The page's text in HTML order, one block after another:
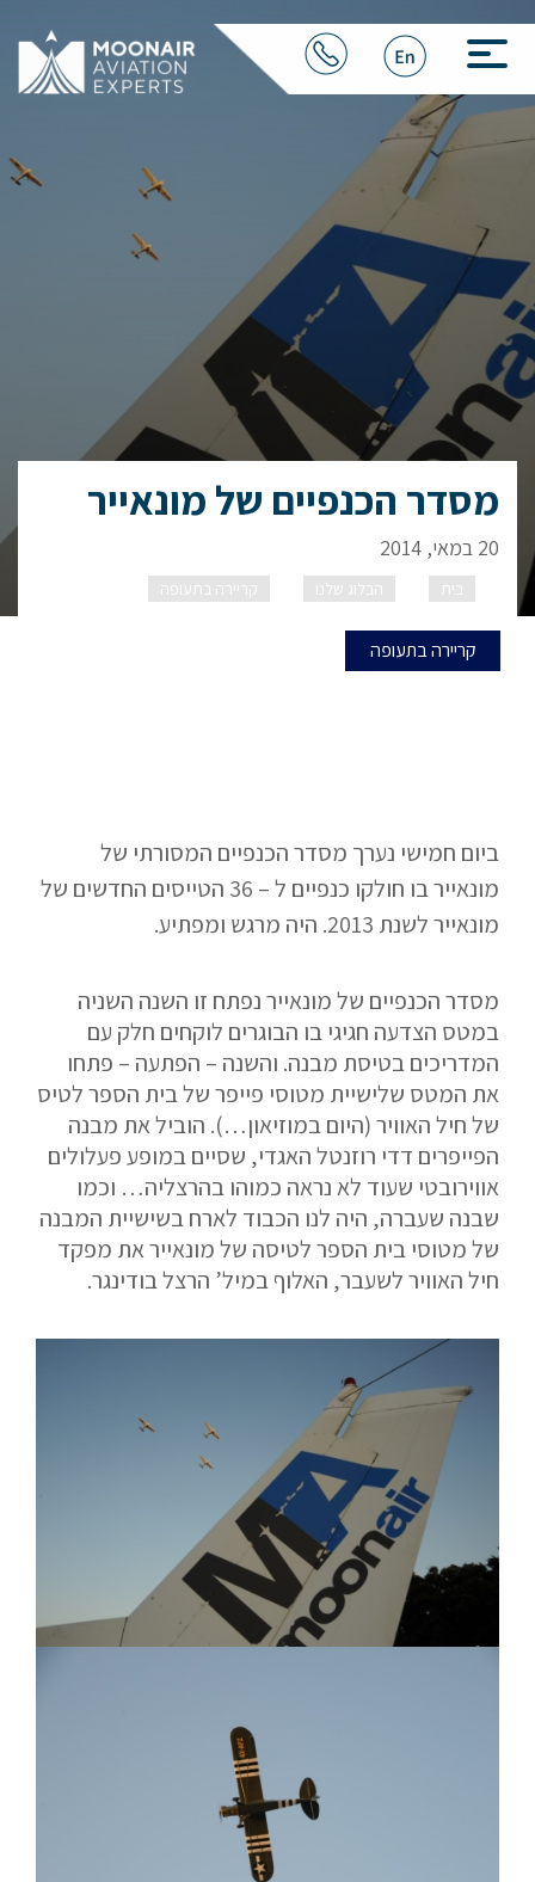
מסדר הכנפיים של מונאייר
20 במאי, 2014
בית הבלוג שלנו קריירה בתעופה
קריירה בתעופה
ביום חמישי נערך מסדר הכנפיים המסורתי של
מונאייר בו חולקו כנפיים ל – 36 הטייסים החדשים של
מונאייר לשנת 2013. היה מרגש ומפתיע.
מסדר הכנפיים של מונאייר נפתח זו השנה השניה
במטס הצדעה חגיגי בו הבוגרים לוקחים חלק עם
המדריכים בטיסת מבנה. והשנה – הפתעה – פתחו
את המטס שלישיית מטוסי פייפר של בית הספר לטיס
של חיל האוויר (היום במוזיאון…). הוביל את מבנה
הפייפרים דדי רוזנטל האגדי, שסיים במופע פעלולים
אווירובטי שעוד לא נראה כמוהו בהרצליה… וכמו
שבנה שעברה, היה לנו הכבוד לארח בשישיית המבנה
של מטוסי בית הספר לטיסה של מונאייר את מפקד
חיל האוויר לשעבר, האלוף במיל’ הרצל בודינגר.